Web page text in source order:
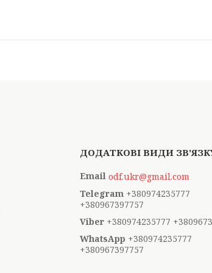
odf.ukr@gmail.com
+380974235777
+380967397757
+380974235777
+380974235777
+380967397757